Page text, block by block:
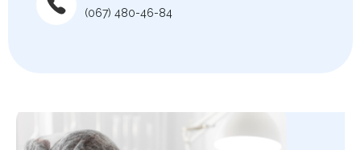
(067) 480-46-84